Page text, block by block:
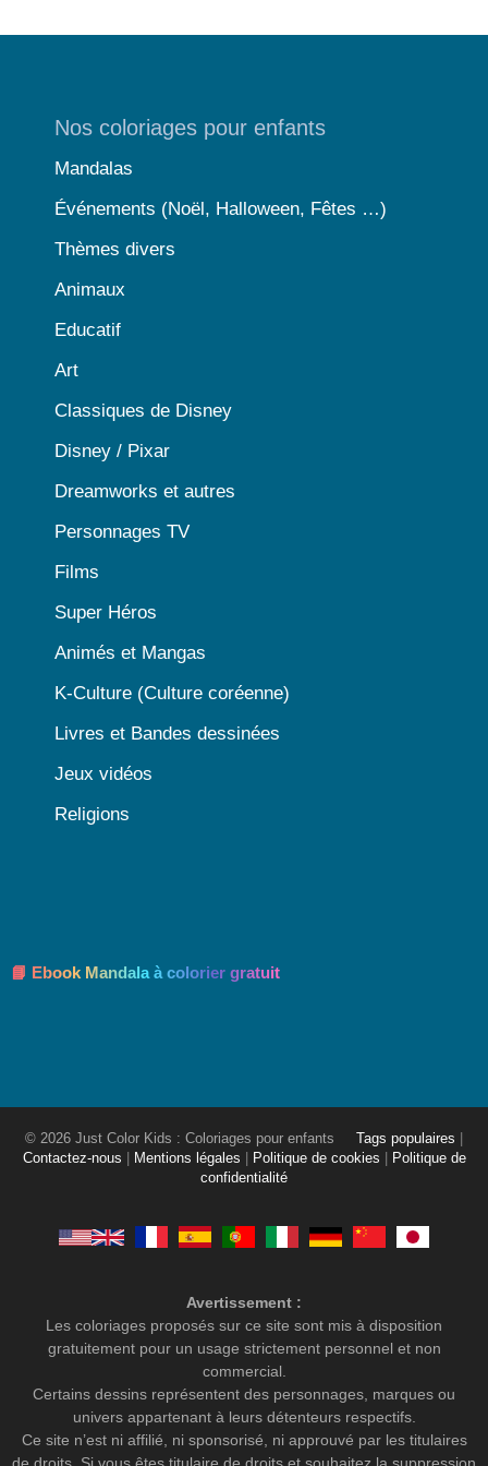
Nos coloriages pour enfants
Mandalas
Événements (Noël, Halloween, Fêtes …)
Thèmes divers
Animaux
Educatif
Art
Classiques de Disney
Disney / Pixar
Dreamworks et autres
Personnages TV
Films
Super Héros
Animés et Mangas
K-Culture (Culture coréenne)
Livres et Bandes dessinées
Jeux vidéos
Religions
📘 Ebook Mandala à colorier gratuit
© 2026 Just Color Kids : Coloriages pour enfants Tags populaires
Contactez-nous
Mentions légales Politique de cookies
Politique de
confidentialité
Avertissement :
Les coloriages proposés sur ce site sont mis à disposition
gratuitement pour un usage strictement personnel et non
commercial.
Certains dessins représentent des personnages, marques ou
univers appartenant à leurs détenteurs respectifs.
Ce site n’est ni affilié, ni sponsorisé, ni approuvé par les titulaires